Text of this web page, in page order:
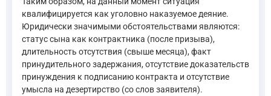
квалифицируется как уголовно наказуемое деяние.
Юридически значимыми обстоятельствами являются:
статус сына как контрактника (после призыва),
длительность отсутствия (свыше месяца), факт
принудительного задержания, отсутствие доказательств
принуждения к подписанию контракта и отсутствие
умысла на дезертирство (со слов заявителя).